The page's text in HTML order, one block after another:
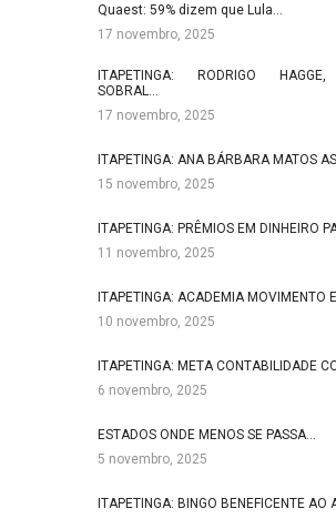
Quaest: 59% dizem que Lula…
17 novembro, 2025
ITAPETINGA: RODRIGO HAGGE,
SOBRAL…
17 novembro, 2025
ITAPETINGA: ANA BÁRBARA MATOS
15 novembro, 2025
ITAPETINGA: PRÊMIOS EM DINHEIRO
11 novembro, 2025
ITAPETINGA: ACADEMIA MOVIMENTO
10 novembro, 2025
ITAPETINGA: META CONTABILIDADE
6 novembro, 2025
ESTADOS ONDE MENOS SE PASSA…
5 novembro, 2025
ITAPETINGA: BINGO BENEFICENTE AO